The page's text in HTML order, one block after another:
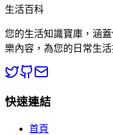
生活百科
您的生活知識寶庫，涵
樂內容，為您的日常生
快速連結
首頁